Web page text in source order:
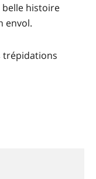
belle histoire
envol.
trépidations